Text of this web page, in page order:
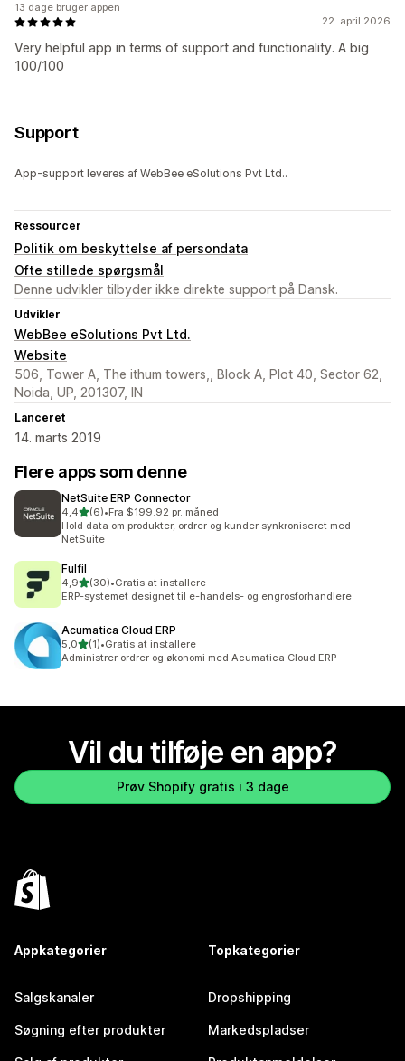
22. april 2026
Very helpful app in terms of support and functionality. A big
100/100
13 dage bruger appen
Support
App-support leveres af WebBee eSolutions Pvt Ltd..
Ressourcer
Politik om beskyttelse af persondata
Ofte stillede spørgsmål
Denne udvikler tilbyder ikke direkte support på Dansk.
Udvikler
WebBee eSolutions Pvt Ltd.
Website
506, Tower A, The ithum towers,, Block A, Plot 40, Sector 62,
Noida, UP, 201307, IN
Lanceret
14. marts 2019
Flere apps som denne
NetSuite ERP Connector
4,4ud af 5 stjerner
(6)
6 anmeldelser i alt
•Fra $199.92 pr. måned
Hold data om produkter, ordrer og kunder synkroniseret med
NetSuite
Fulfil
4,9ud af 5 stjerner
(30)
30 anmeldelser i alt
•Gratis at installere
ERP-systemet designet til e-handels- og engrosforhandlere
Acumatica Cloud ERP
5,0ud af 5 stjerner
(1)
1 anmeldelser i alt
•Gratis at installere
Administrer ordrer og økonomi med Acumatica Cloud ERP
Vil du tilføje en app?
Prøv Shopify gratis i 3 dage
Appkategorier
Salgskanaler
Søgning efter produkter
Topkategorier
Dropshipping
Markedspladser